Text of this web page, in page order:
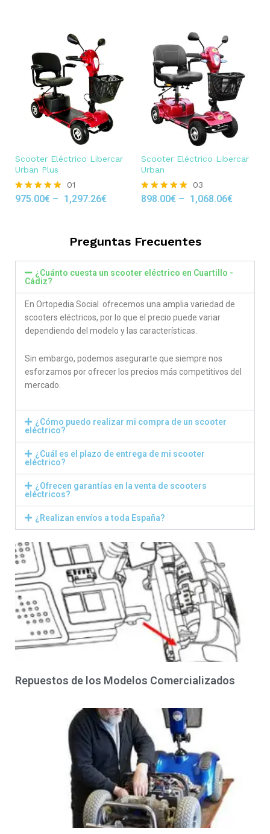
Scooter Eléctrico Libercar
Urban Plus
Rated
01
975.00€ – 1,297.26€
Scooter Eléctrico Libercar
Urban
Rated
03
898.00€ – 1,068.06€
Preguntas Frecuentes
¿Cuánto cuesta un scooter eléctrico en Cuartillo -
Cádiz?
En Ortopedia Social ofrecemos una amplia variedad de
scooters eléctricos, por lo que el precio puede variar
dependiendo del modelo y las características.
Sin embargo, podemos asegurarte que siempre nos
esforzamos por ofrecer los precios más competitivos del
mercado.
¿Cómo puedo realizar mi compra de un scooter
eléctrico?
¿Cuál es el plazo de entrega de mi scooter
eléctrico?
¿Ofrecen garantías en la venta de scooters
eléctricos?
¿Realizan envíos a toda España?
Repuestos de los Modelos Comercializados